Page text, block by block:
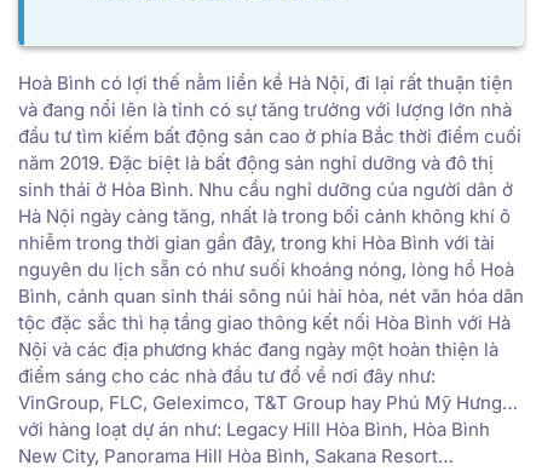
Hoà Bình có lợi thế nằm liền kề Hà Nội, đi lại rất thuận tiện
và đang nổi lên là tỉnh có sự tăng trưởng với lượng lớn nhà
đầu tư tìm kiếm bất động sản cao ở phía Bắc thời điểm cuối
năm 2019. Đặc biệt là bất động sản nghỉ dưỡng và đô thị
sinh thái ở Hòa Bình. Nhu cầu nghỉ dưỡng của người dân ở
Hà Nội ngày càng tăng, nhất là trong bối cảnh không khí ô
nhiễm trong thời gian gần đây, trong khi Hòa Bình với tài
nguyên du lịch sẵn có như suối khoáng nóng, lòng hồ Hoà
Bình, cảnh quan sinh thái sông núi hài hòa, nét văn hóa dân
tộc đặc sắc thì hạ tầng giao thông kết nối Hòa Bình với Hà
Nội và các địa phương khác đang ngày một hoàn thiện là
điểm sáng cho các nhà đầu tư đổ về nơi đây như:
VinGroup, FLC, Geleximco, T&T Group hay Phú Mỹ Hưng…
với hàng loạt dự án như: Legacy Hill Hòa Bình, Hòa Bình
New City, Panorama Hill Hòa Bình, Sakana Resort…